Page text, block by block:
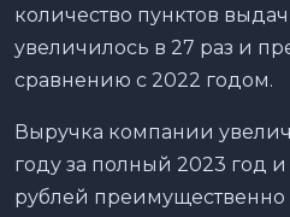
количество пунктов
увеличилось в 27 раз и
сравнению с 2022 годом.
Выручка компании
году за полный 2023 год
рублей преимущественно